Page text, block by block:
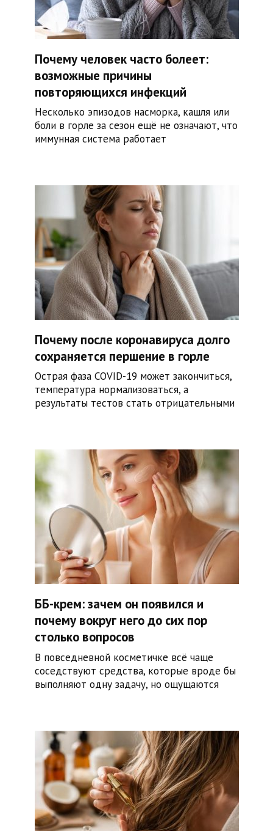
Почему человек часто болеет:
возможные причины
повторяющихся инфекций
Несколько эпизодов насморка, кашля или
боли в горле за сезон ещё не означают, что
иммунная система работает
Почему после коронавируса долго
сохраняется першение в горле
Острая фаза COVID-19 может закончиться,
температура нормализоваться, а
результаты тестов стать отрицательными
ББ-крем: зачем он появился и
почему вокруг него до сих пор
столько вопросов
В повседневной косметичке всё чаще
соседствуют средства, которые вроде бы
выполняют одну задачу, но ощущаются